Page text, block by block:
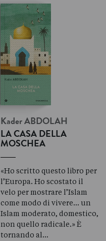
Kader ABDOLAH
LA CASA DELLA
MOSCHEA
«Ho scritto questo libro per
l’Europa. Ho scostato il
velo per mostrare l’Islam
come modo di vivere... un
Islam moderato, domestico,
non quello radicale.» È
tornando al…